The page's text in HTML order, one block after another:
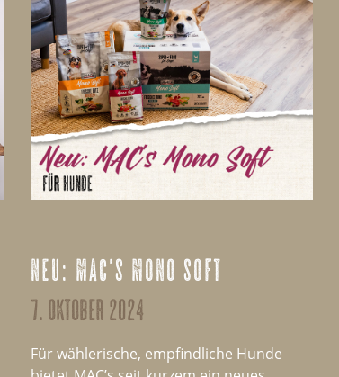
neu: mac’s mono soft
7. oktober 2024
Für wählerische, empfindliche Hunde